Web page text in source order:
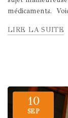
médicaments.
LIRE LA SUITE
10
SEP